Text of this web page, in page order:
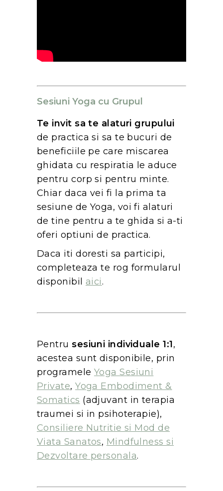
Sesiuni Yoga cu Grupul
Te invit sa te alaturi grupului
de practica si sa te bucuri de
beneficiile pe care miscarea
ghidata cu respiratia le aduce
pentru corp si pentru minte.
Chiar daca vei fi la prima ta
sesiune de Yoga, voi fi alaturi
de tine pentru a te ghida si a-ti
oferi optiuni de practica.
Daca iti doresti sa participi,
completeaza te rog formularul
disponibil aici.
Pentrusesiuni individuale 1:1,
acestea sunt disponibile, prin
programele Yoga Sesiuni
Private,Yoga Embodiment &
Somatics (adjuvant in terapia
traumei si in psihoterapie),
Consiliere Nutritie si Mod de
Viata Sanatos, Mindfulness si
Dezvoltare personala.